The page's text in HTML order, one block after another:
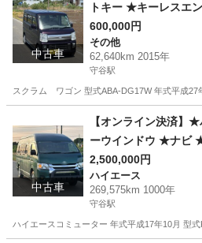
中古車
トキー ★キーレスエ
ビ ★テレビ ★バック
600,000円
その他
62,640km 2015年
守谷駅
スクラム ワゴン 型式ABA-DG17W 年式平成27
守谷駅 その他 ス
中古車
【オンライン決済】
ーウインドウ ★ナビ
C★ 15人乗り★ ドア4
D★1年車検付き★
2,500,000円
ハイエース
269,575km 1000年
守谷駅
ハイエースコミューター 年式平成17年10月 型